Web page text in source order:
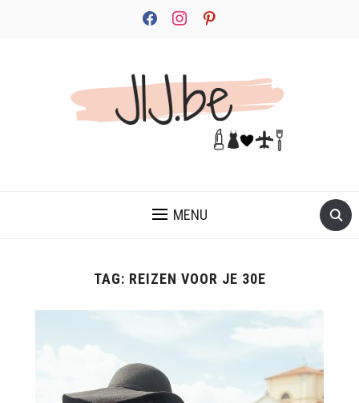
facebookinstagrampinterest
MENU
TAG: REIZEN VOOR JE 30E